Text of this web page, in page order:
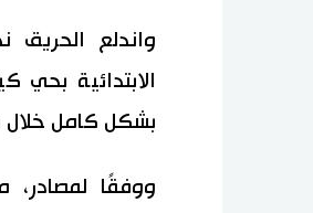
واندلع الحريق
الابتدائية بحي
بشكل كامل خلال
ووفقًا